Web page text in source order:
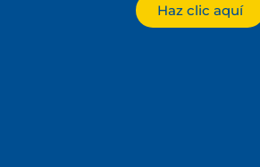
Haz clic aquí